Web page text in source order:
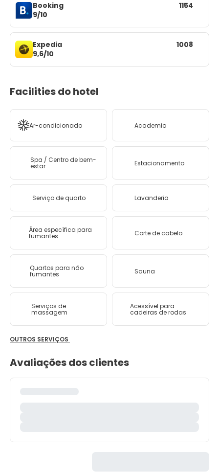
Booking
9/10
1154
Expedia
9,6/10
1008
Facilities do hotel
Ar-condicionado Academia
Spa / Centro de bem-
estar Estacionamento
Serviço de quarto Lavanderia
Área específica para
fumantes Corte de cabelo
Quartos para não
fumantes Sauna
Serviços de
massagem
Acessível para
cadeiras de rodas
OUTROS SERVIÇOS
Avaliações dos clientes